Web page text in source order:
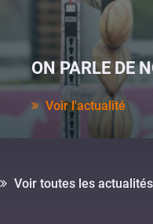
ON PARLE DE
Voir l'actualité
Voir toutes les actualités